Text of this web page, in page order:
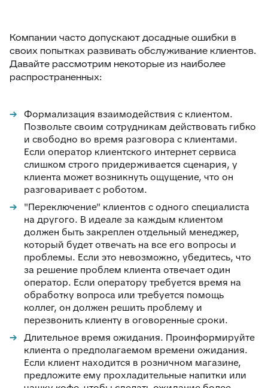
Компании часто допускают досадные ошибки в
своих попытках развивать обслуживание клиентов.
Давайте рассмотрим некоторые из наиболее
распространенных:
Формализация взаимодействия с клиентом.
Позвольте своим сотрудникам действовать гибко
и свободно во время разговора с клиентами.
Если оператор клиентского интернет сервиса
слишком строго придерживается сценария, у
клиента может возникнуть ощущение, что он
разговаривает с роботом.
"Переключение" клиентов с одного специалиста
на другого. В идеале за каждым клиентом
должен быть закреплен отдельный менеджер,
который будет отвечать на все его вопросы и
проблемы. Если это невозможно, убедитесь, что
за решение проблем клиента отвечает один
оператор. Если оператору требуется время на
обработку вопроса или требуется помощь
коллег, он должен решить проблему и
перезвонить клиенту в оговоренные сроки.
Длительное время ожидания. Проинформируйте
клиента о предполагаемом времени ожидания.
Если клиент находится в розничном магазине,
предложите ему прохладительные напитки или